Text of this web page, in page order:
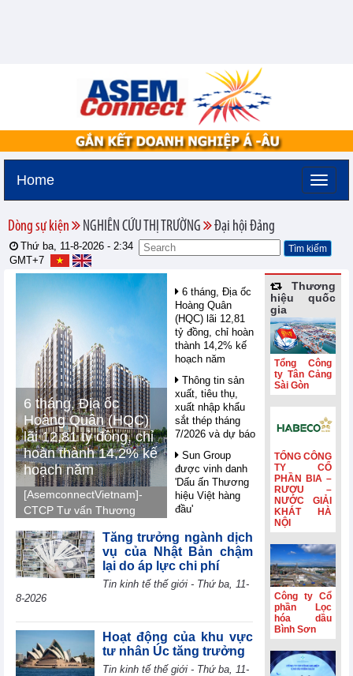
Home
Dòng sự kiện NGHIÊN CỨU THỊ TRƯỜNG Đại hội Đảng
Thứ ba, 11-8-2026 - 2:34
GMT+7
6 tháng, Địa ốc
Hoàng Quân (HQC)
lãi 12,81 tỷ đồng, chỉ
hoàn thành 14,2% kế
hoạch năm
[AsemconnectVietnam]-
CTCP Tư vấn Thương
Hoàng Quân (mã HQC -
sàn HOSE) ghi nhận lãi
7,41 tỷ đồng trong quý
II, luỹ kế nửa đầu năm
2026 lãi 12,81 tỷ đồng
và hoàn thành 14,2% so
với kế hoạch năm 2026.
6 tháng, Địa ốc
Hoàng Quân
(HQC) lãi 12,81
tỷ đồng, chỉ hoàn
thành 14,2% kế
hoạch năm
Thông tin sản
xuất, tiêu thụ,
xuất nhập khẩu
sắt thép tháng
7/2026 và dự báo
Sun Group
được vinh danh
'Dấu ấn Thương
hiệu Việt hàng
đầu'
Nghị quyết 10 -
FDI trong giai
đoạn mới: Công
nghệ, liên kết và
giá trị dài hạn
ngọt từ hoạt động
kinh doanh ngoài
xăng dầu
Tăng trưởng ngành dịch
vụ của Nhật Bản chậm
lại do áp lực chi phí
Tin kinh tế thế giới - Thứ ba, 11-
8-2026
Hoạt động của khu vực
tư nhân Úc tăng trưởng
Tin kinh tế thế giới - Thứ ba, 11-
Thương
hiệu quốc
gia
Tổng Công
ty Tân Cảng
Sài Gòn
TỔNG CÔNG
TY CỔ
PHẦN BIA –
RƯỢU –
NƯỚC GIẢI
KHÁT HÀ
NỘI
Công ty Cổ
phần Lọc
hóa dầu
Bình Sơn